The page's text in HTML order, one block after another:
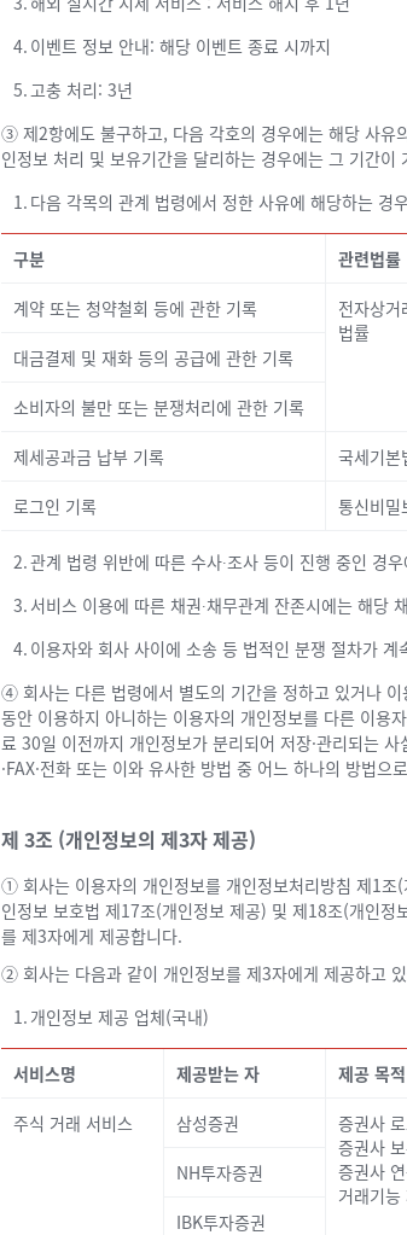
4. 이벤트 정보 안내: 해당 이벤트 종료 시까지
5. 고충 처리: 3년
③ 제2항에도 불구하고, 다음 각호의 경우에는 해당 사유
인정보 처리 및 보유기간을 달리하는 경우에는 그 기간이
1. 다음 각목의 관계 법령에서 정한 사유에 해당하는 경
구분 관련법률
계약 또는 청약철회 등에 관한 기록
전자상
법률
대금결제 및 재화 등의 공급에 관한 기록
소비자의 불만 또는 분쟁처리에 관한 기록
제세공과금 납부 기록 국세기본
로그인 기록 통신비밀
2.관계 법령 위반에 따른 수사∙조사 등이 진행 중인 경
3. 서비스 이용에 따른 채권∙채무관계 잔존시에는 해당
4. 이용자와 회사 사이에 소송 등 법적인 분쟁 절차가
④ 회사는 다른 법령에서 별도의 기간을 정하고 있거나
동안 이용하지 아니하는 이용자의 개인정보를 다른 이용
료 30일 이전까지 개인정보가 분리되어 저장·관리되는
·FAX·전화 또는 이와 유사한 방법 중 어느 하나의 방법으
제 3조 (개인정보의 제3자 제공)
① 회사는 이용자의 개인정보를 개인정보처리방침 제1조
인정보 보호법 제17조(개인정보 제공) 및 제18조(개인정
를 제3자에게 제공합니다.
② 회사는 다음과 같이 개인정보를 제3자에게 제공하고
1. 개인정보 제공 업체(국내)
서비스명 제공받는 자 제공 목적
주식 거래 서비스 삼성증권
증권사
증권사
증권사
거래기능
NH투자증권
IBK투자증권